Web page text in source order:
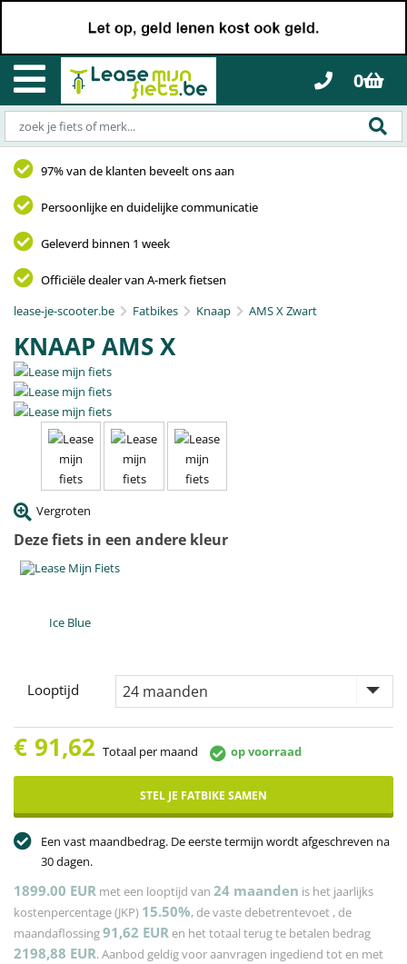
0
97% van de klanten beveelt ons aan
Persoonlijke en duidelijke communicatie
Geleverd binnen 1 week
Officiële dealer van A-merk fietsen
lease-je-scooter.be
Fatbikes Knaap AMS X Zwart
KNAAP AMS X
Vergroten
Deze fiets in een andere kleur
Ice Blue
Looptijd
€ 91,62 Totaal per maand op voorraad
STEL JE FATBIKE SAMEN
Een vast maandbedrag. De eerste termijn wordt afgeschreven na
30 dagen.
1899.00 EUR met een looptijd van 24 maanden is het jaarlijks
kostenpercentage (JKP) 15.50%, de vaste debetrentevoet , de
maandaflossing91,62 EURen het totaal terug te betalen bedrag
2198,88 EUR. Aanbod geldig voor aanvragen ingediend tot en met